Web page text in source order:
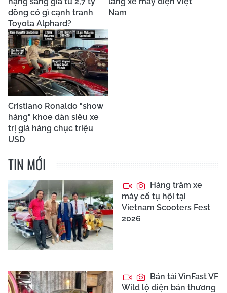
đồng có gì cạnh tranh
Toyota Alphard?
Nam
Cristiano Ronaldo "show
hàng" khoe dàn siêu xe
trị giá hàng chục triệu
USD
TIN MỚI
Hàng trăm xe
máy cổ tụ hội tại
Vietnam Scooters Fest
2026
Bán tải VinFast VF
Wild lộ diện bản thương